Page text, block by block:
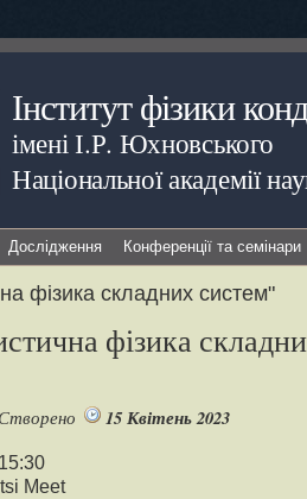
Інститут фізики
імені І.Р. Юхновського
Національної академії
Дослідження Конференції та семінари
фізика складних систем"
фізика
15 Квітень 2023
Meet